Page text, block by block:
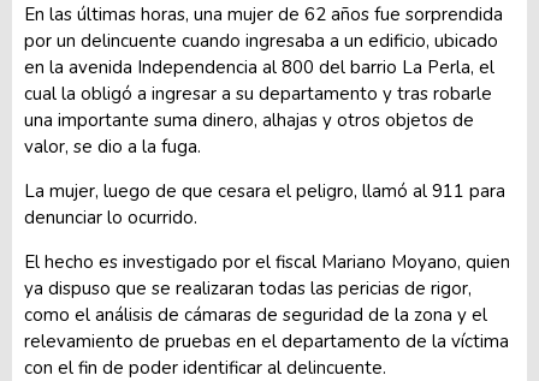
En las últimas horas, una mujer de 62 años fue sorprendida
por un delincuente cuando ingresaba a un edificio, ubicado
en la avenida Independencia al 800 del barrio La Perla, el
cual la obligó a ingresar a su departamento y tras robarle
una importante suma dinero, alhajas y otros objetos de
valor, se dio a la fuga.
La mujer, luego de que cesara el peligro, llamó al 911 para
denunciar lo ocurrido.
El hecho es investigado por el fiscal Mariano Moyano, quien
ya dispuso que se realizaran todas las pericias de rigor,
como el análisis de cámaras de seguridad de la zona y el
relevamiento de pruebas en el departamento de la víctima
con el fin de poder identificar al delincuente.